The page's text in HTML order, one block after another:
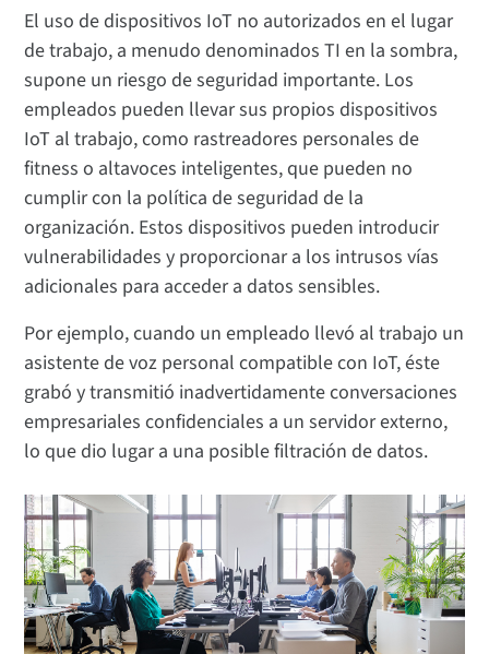
El uso de dispositivos IoT no autorizados en el lugar
de trabajo, a menudo denominados TI en la sombra,
supone un riesgo de seguridad importante. Los
empleados pueden llevar sus propios dispositivos
IoT al trabajo, como rastreadores personales de
fitness o altavoces inteligentes, que pueden no
cumplir con la política de seguridad de la
organización. Estos dispositivos pueden introducir
vulnerabilidades y proporcionar a los intrusos vías
adicionales para acceder a datos sensibles.
Por ejemplo, cuando un empleado llevó al trabajo un
asistente de voz personal compatible con IoT, éste
grabó y transmitió inadvertidamente conversaciones
empresariales confidenciales a un servidor externo,
lo que dio lugar a una posible filtración de datos.